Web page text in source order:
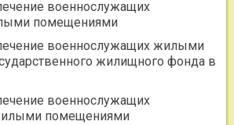
военнослужащих
помещениями
военнослужащих жилыми
жилищного фонда в
военнослужащих
помещениями